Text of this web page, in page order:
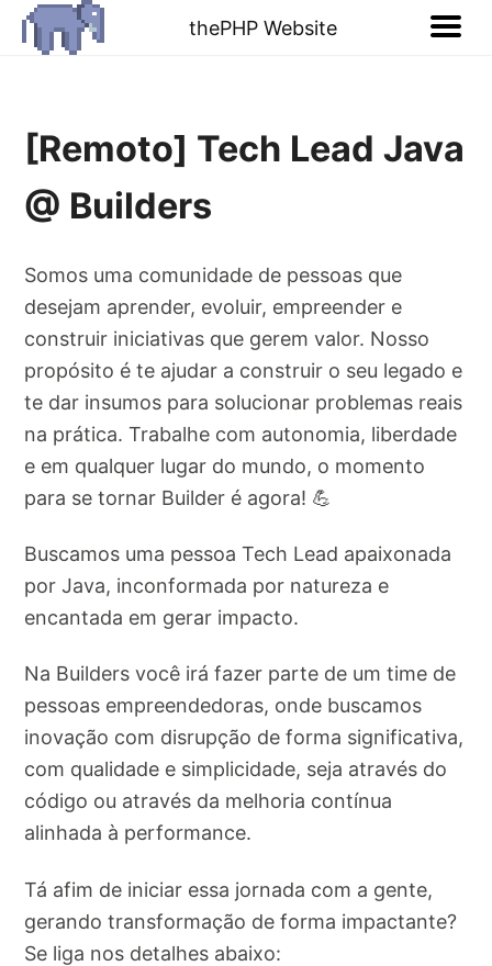
thePHP Website
[Remoto] Tech Lead Java
@ Builders
Somos uma comunidade de pessoas que
desejam aprender, evoluir, empreender e
construir iniciativas que gerem valor. Nosso
propósito é te ajudar a construir o seu legado e
te dar insumos para solucionar problemas reais
na prática. Trabalhe com autonomia, liberdade
e em qualquer lugar do mundo, o momento
para se tornar Builder é agora! 💪
Buscamos uma pessoa Tech Lead apaixonada
por Java, inconformada por natureza e
encantada em gerar impacto.
Na Builders você irá fazer parte de um time de
pessoas empreendedoras, onde buscamos
inovação com disrupção de forma significativa,
com qualidade e simplicidade, seja através do
código ou através da melhoria contínua
alinhada à performance.
Tá afim de iniciar essa jornada com a gente,
gerando transformação de forma impactante?
Se liga nos detalhes abaixo: